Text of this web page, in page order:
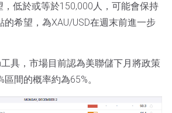
低於或等於150,000人，可能會保持
希望，為XAU/USD在週末前進一步
具，市場目前認為美聯儲下月將政策
間的概率約為65%。